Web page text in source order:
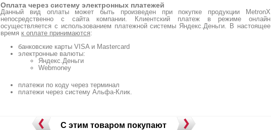
Оплата через систему электронных платежей
Данный вид оплаты может быть произведен при покупке продукции MetronX
непосредственно с сайта компании. Клиентский платеж в режиме онлайн
осуществляется с использованием платежной системы Яндекс.Деньги. В настоящее
время к оплате принимаются:
банковские карты VISA и Mastercard
электронные валюты:
Яндекс.Деньги
Webmoney
платежи по коду через терминал
платежи через систему Альфа-Клик.
С этим товаром покупают